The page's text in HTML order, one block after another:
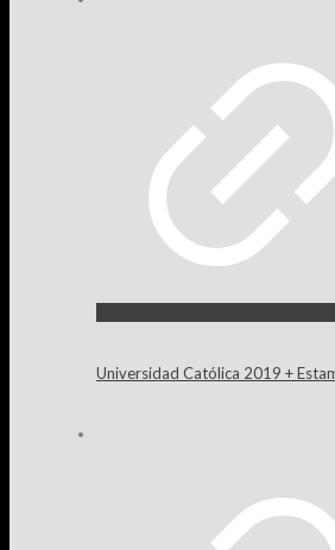
Universidad Católica 2019 +